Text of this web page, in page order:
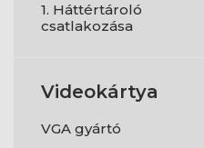
1. Háttértároló
csatlakozása
Videokártya
VGA gyártó